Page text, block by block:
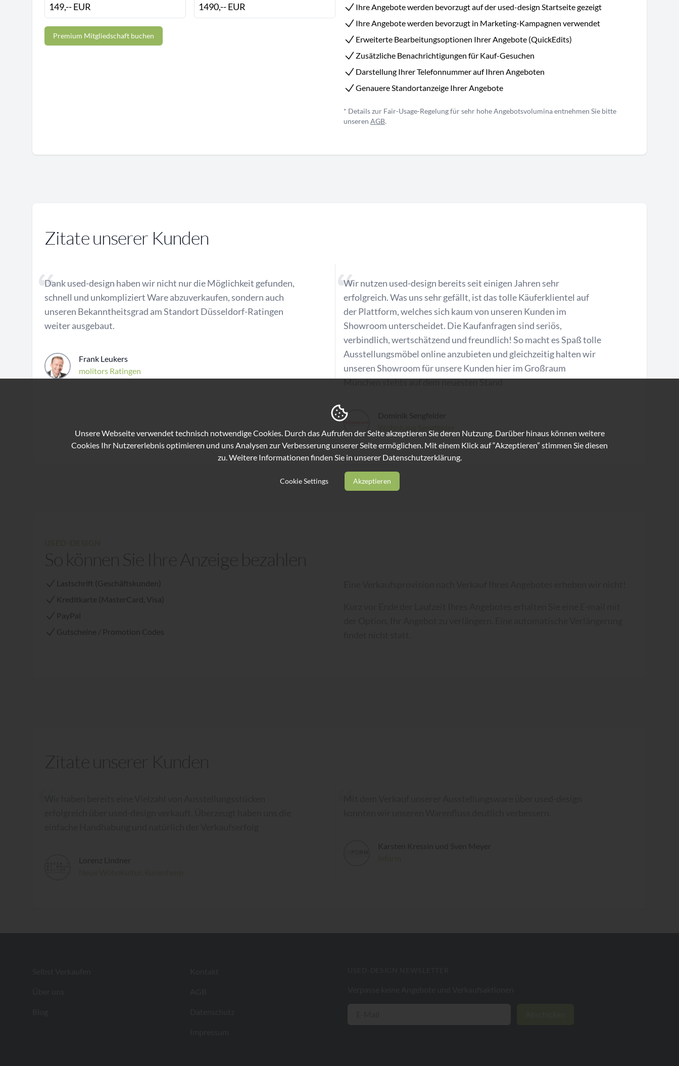
149,-- EUR
1490,-- EUR
Premium Mitgliedschaft buchen
Ihre Angebote werden bevorzugt auf der used-design Startseite gezeigt
Ihre Angebote werden bevorzugt in Marketing-Kampagnen verwendet
Erweiterte Bearbeitungsoptionen Ihrer Angebote (QuickEdits)
Zusätzliche Benachrichtigungen für Kauf-Gesuchen
Darstellung Ihrer Telefonnummer auf Ihren Angeboten
Genauere Standortanzeige Ihrer Angebote
* Details zur Fair‑Usage‑Regelung für sehr hohe Angebotsvolumina entnehmen Sie bitte
unseren AGB.
Zitate unserer Kunden
Dank used-design haben wir nicht nur die Möglichkeit gefunden,
schnell und unkompliziert Ware abzuverkaufen, sondern auch
unseren Bekanntheitsgrad am Standort Düsseldorf-Ratingen
weiter ausgebaut.
Frank Leukers
molitors Ratingen
Wir nutzen used-design bereits seit einigen Jahren sehr
erfolgreich. Was uns sehr gefällt, ist das tolle Käuferklientel auf
der Plattform, welches sich kaum von unseren Kunden im
Showroom unterscheidet. Die Kaufanfragen sind seriös,
verbindlich, wertschätzend und freundlich! So macht es Spaß tolle
Ausstellungsmöbel online anzubieten und gleichzeitig halten wir
unseren Showroom für unsere Kunden hier im Großraum
München stehts auf dem neuesten Stand
Lastschrift (Geschäftskunden)
Kreditkarte (MasterCard, Visa)
PayPal
Gutscheine / Promotion Codes
Unsere Webseite verwendet technisch notwendige Cookies. Durch das Aufrufen der Seite akzeptieren Sie deren Nutzung. Darüber hinaus können weitere
Cookies Ihr Nutzererlebnis optimieren und uns Analysen zur Verbesserung unserer Seite ermöglichen. Mit einem Klick auf “Akzeptieren” stimmen Sie diesen
zu. Weitere Informationen finden Sie in unserer Datenschutzerklärung.
Cookie Settings Akzeptieren